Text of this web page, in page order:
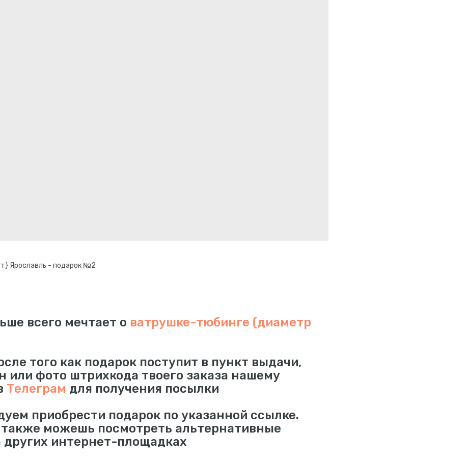
Ярославль - подарок №2
всего мечтает о ватрушке-тюбинге (диаметр
того как подарок поступит в пункт выдачи,
или фото штрихкода твоего заказа нашему
Телеграм для получения посылки
приобрести подарок по указанной ссылке.
можешь посмотреть альтернативные
других интернет-площадках